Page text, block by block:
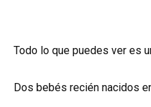
Todo lo que puedes ver es
Dos bebés recién nacidos